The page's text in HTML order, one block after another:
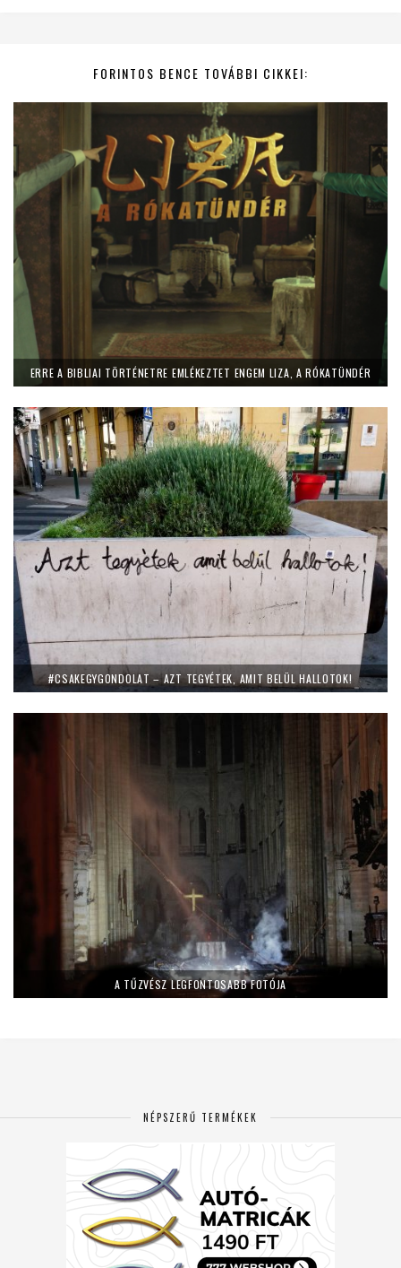
FORINTOS BENCE TOVÁBBI CIKKEI:
ERRE A BIBLIAI TÖRTÉNETRE EMLÉKEZTET ENGEM LIZA, A RÓKATÜNDÉR
#CSAKEGYGONDOLAT – AZT TEGYÉTEK, AMIT BELÜL HALLOTOK!
A TŰZVÉSZ LEGFONTOSABB FOTÓJA
NÉPSZERŰ TERMÉKEK